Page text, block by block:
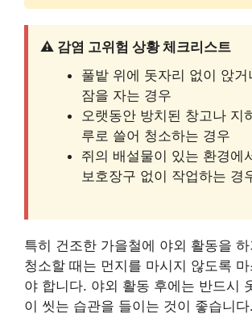
⚠️ 감염 고위험 상황 체크리스트
풀밭 위에 돗자리 없이 앉거
잠을 자는 경우
오랫동안 방치된 창고나 지
루로 쓸어 청소하는 경우
쥐의 배설물이 있는 환경에
보호장구 없이 작업하는 경
특히 건조한 가을철에 야외 활동을
청소할 때는 먼지를 마시지 않도록
야 합니다. 야외 활동 후에는 반드시
이 씻는 습관을 들이는 것이 좋습니다.